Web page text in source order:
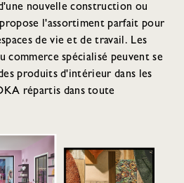
nouvelle construction ou
l'assortiment parfait pour
de vie et de travail. Les
commerce spécialisé peuvent se
produits d'intérieur dans les
répartis dans toute